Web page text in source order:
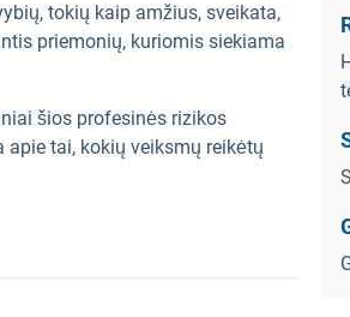
tokių kaip amžius, sveikata,
priemonių, kuriomis siekiama
šios profesinės rizikos
tai, kokių veiksmų reikėtų